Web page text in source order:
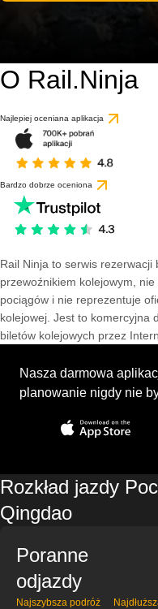
O Rail.Ninja
Najlepiej oceniana aplikacja
Bardzo dobrze oceniona
Rail Ninja to serwis
przewoźnikiem kolejowym,
pociągów i nie reprezentuje
kolejowej. Jest to komercyjna
biletów kolejowych przez
Nasza darmowa
planowanie nigdy nie
Rozkład jazdy
Qingdao
Poranne
odjazdy
Najszybsza podróż